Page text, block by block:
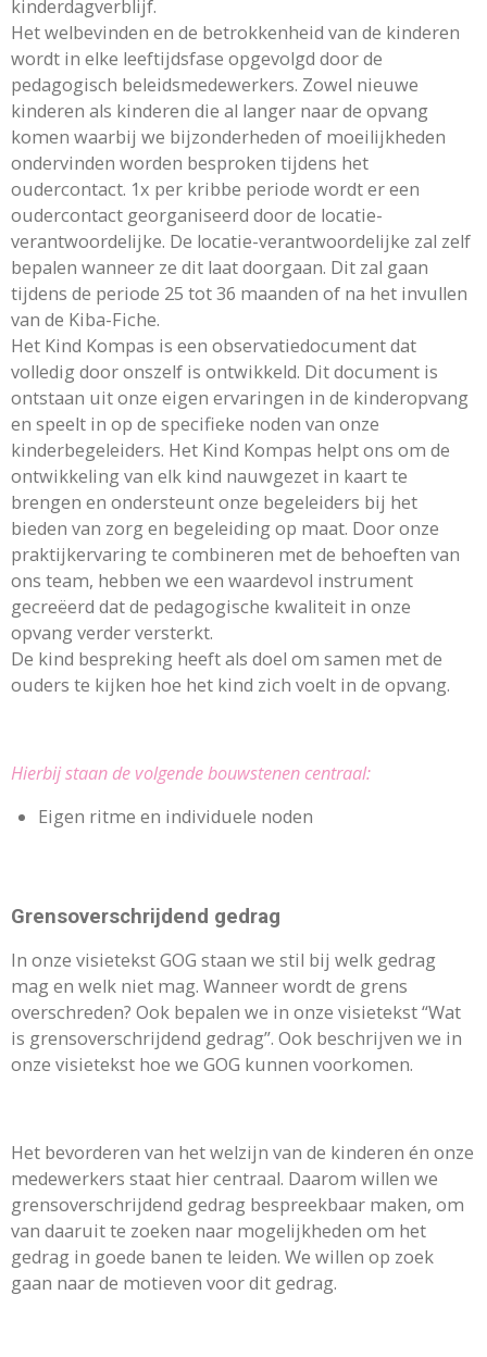
kinderdagverblijf.
Het welbevinden en de betrokkenheid van de kinderen
wordt in elke leeftijdsfase opgevolgd door de
pedagogisch beleidsmedewerkers. Zowel nieuwe
kinderen als kinderen die al langer naar de opvang
komen waarbij we bijzonderheden of moeilijkheden
ondervinden worden besproken tijdens het
oudercontact. 1x per kribbe periode wordt er een
oudercontact georganiseerd door de locatie-
verantwoordelijke. De locatie-verantwoordelijke zal zelf
bepalen wanneer ze dit laat doorgaan. Dit zal gaan
tijdens de periode 25 tot 36 maanden of na het invullen
van de Kiba-Fiche.
Het Kind Kompas is een observatiedocument dat
volledig door onszelf is ontwikkeld. Dit document is
ontstaan uit onze eigen ervaringen in de kinderopvang
en speelt in op de specifieke noden van onze
kinderbegeleiders. Het Kind Kompas helpt ons om de
ontwikkeling van elk kind nauwgezet in kaart te
brengen en ondersteunt onze begeleiders bij het
bieden van zorg en begeleiding op maat. Door onze
praktijkervaring te combineren met de behoeften van
ons team, hebben we een waardevol instrument
gecreëerd dat de pedagogische kwaliteit in onze
opvang verder versterkt.
De kind bespreking heeft als doel om samen met de
ouders te kijken hoe het kind zich voelt in de opvang.
Hierbij staan de volgende bouwstenen centraal:
Eigen ritme en individuele noden
Grensoverschrijdend gedrag
In onze visietekst GOG staan we stil bij welk gedrag
mag en welk niet mag. Wanneer wordt de grens
overschreden? Ook bepalen we in onze visietekst “Wat
is grensoverschrijdend gedrag”. Ook beschrijven we in
onze visietekst hoe we GOG kunnen voorkomen.
Het bevorderen van het welzijn van de kinderen én onze
medewerkers staat hier centraal. Daarom willen we
grensoverschrijdend gedrag bespreekbaar maken, om
van daaruit te zoeken naar mogelijkheden om het
gedrag in goede banen te leiden. We willen op zoek
gaan naar de motieven voor dit gedrag.